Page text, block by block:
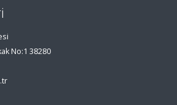
No:1 38280